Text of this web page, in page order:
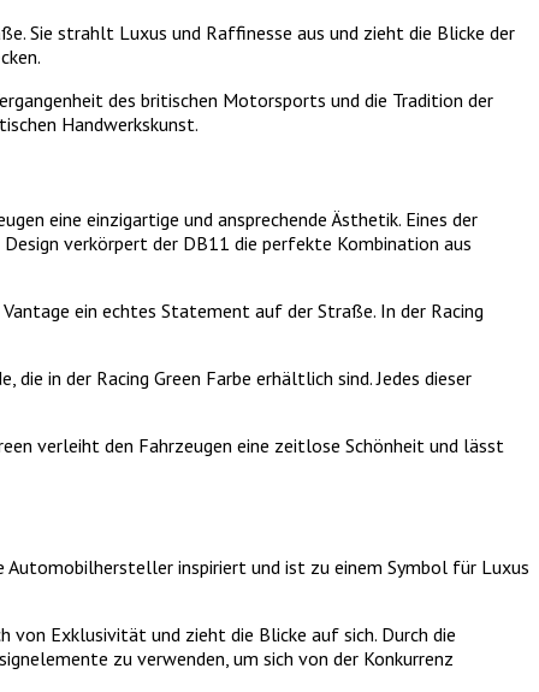
Sie strahlt Luxus und Raffinesse aus und zieht die Blicke der
des britischen Motorsports und die Tradition der
Handwerkskunst.
eine einzigartige und ansprechende Ästhetik. Eines der
verkörpert der DB11 die perfekte Kombination aus
ein echtes Statement auf der Straße. In der Racing
in der Racing Green Farbe erhältlich sind. Jedes dieser
verleiht den Fahrzeugen eine zeitlose Schönheit und lässt
inspiriert und ist zu einem Symbol für Luxus
von Exklusivität und zieht die Blicke auf sich. Durch die
zu verwenden, um sich von der Konkurrenz